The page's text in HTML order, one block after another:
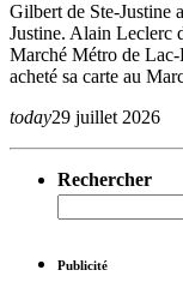
Gilbert de Ste-Justine
Justine. Alain Leclerc
Marché Métro de Lac-
acheté sa carte au
today29 juillet 2026
Rechercher
Publicité